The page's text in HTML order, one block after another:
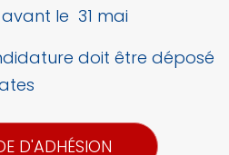
avant le 31 mai
doit être déposé
D'ADHÉSION